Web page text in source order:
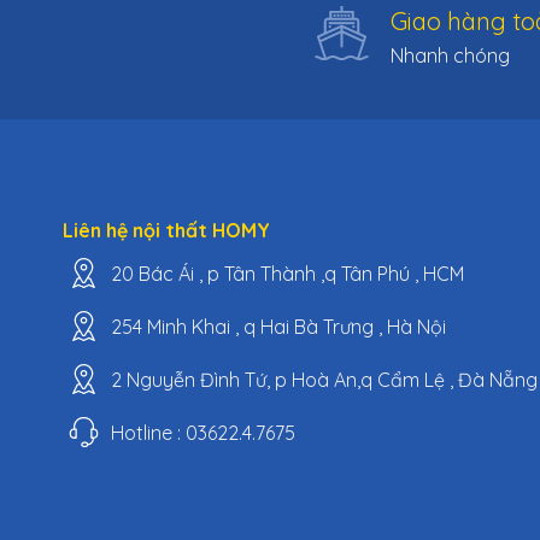
Giao hàng
Nhanh chóng
Liên hệ nội thất HOMY
20 Bác Ái , p Tân Thành ,q Tân Phú , HCM
254 Minh Khai , q Hai Bà Trưng , Hà Nội
2 Nguyễn Đình Tứ, p Hoà An,q Cẩm Lệ , Đà Nẵng
Hotline : 03622.4.7675